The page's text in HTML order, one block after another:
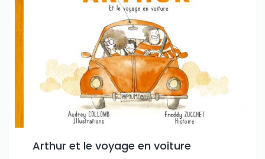
Arthur et le voyage en voiture